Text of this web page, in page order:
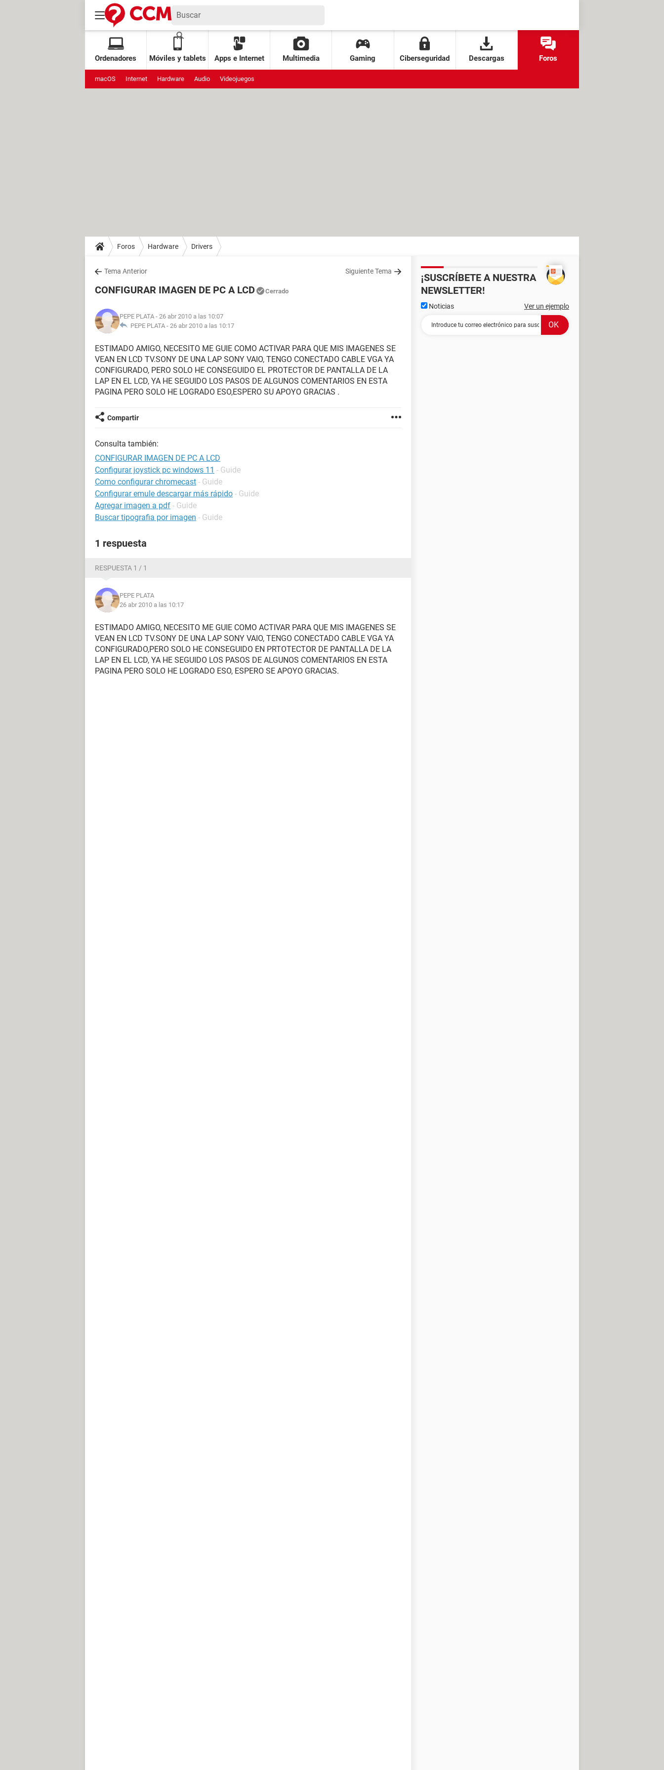
Ordenadores Móviles y tablets Apps e Internet Multimedia Gaming Ciberseguridad Descargas Foros
macOS Internet Hardware Audio Videojuegos
Foros Hardware Drivers
Tema Anterior Siguiente Tema
CONFIGURAR IMAGEN DE PC A LCD Cerrado
PEPE PLATA - 26 abr 2010 a las 10:07
PEPE PLATA - 26 abr 2010 a las 10:17
ESTIMADO AMIGO, NECESITO ME GUIE COMO ACTIVAR PARA QUE MIS IMAGENES SE
VEAN EN LCD TV.SONY DE UNA LAP SONY VAIO, TENGO CONECTADO CABLE VGA YA
CONFIGURADO, PERO SOLO HE CONSEGUIDO EL PROTECTOR DE PANTALLA DE LA
LAP EN EL LCD, YA HE SEGUIDO LOS PASOS DE ALGUNOS COMENTARIOS EN ESTA
PAGINA PERO SOLO HE LOGRADO ESO,ESPERO SU APOYO GRACIAS .
Compartir
Consulta también:
CONFIGURAR IMAGEN DE PC A LCD
Configurar joystick pc windows 11 - Guide
Como configurar chromecast - Guide
Configurar emule descargar más rápido - Guide
Agregar imagen a pdf - Guide
Buscar tipografia por imagen - Guide
1 respuesta
RESPUESTA 1 / 1
PEPE PLATA
26 abr 2010 a las 10:17
ESTIMADO AMIGO, NECESITO ME GUIE COMO ACTIVAR PARA QUE MIS IMAGENES SE
VEAN EN LCD TV.SONY DE UNA LAP SONY VAIO, TENGO CONECTADO CABLE VGA YA
CONFIGURADO,PERO SOLO HE CONSEGUIDO EN PRTOTECTOR DE PANTALLA DE LA
LAP EN EL LCD, YA HE SEGUIDO LOS PASOS DE ALGUNOS COMENTARIOS EN ESTA
PAGINA PERO SOLO HE LOGRADO ESO, ESPERO SE APOYO GRACIAS.
¡SUSCRÍBETE A NUESTRA
NEWSLETTER!
Noticias Ver un ejemplo